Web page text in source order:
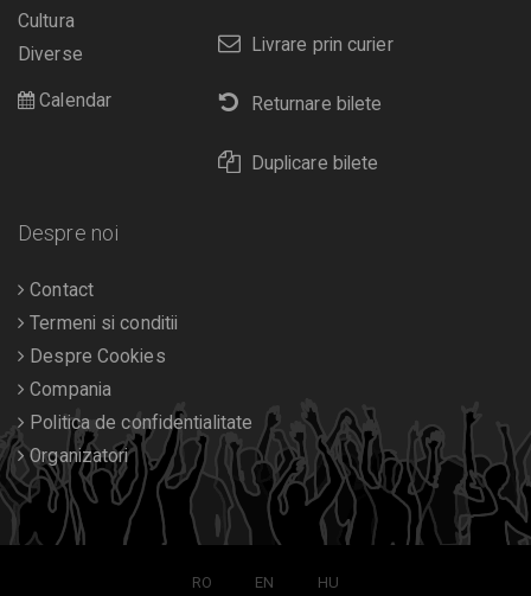
Livrare prin curier
Returnare bilete
Duplicare bilete
Cultura
Diverse
Calendar
Despre noi
Contact
Termeni si conditii
Despre Cookies
Compania
Politica de confidentialitate
Organizatori
RO EN HU